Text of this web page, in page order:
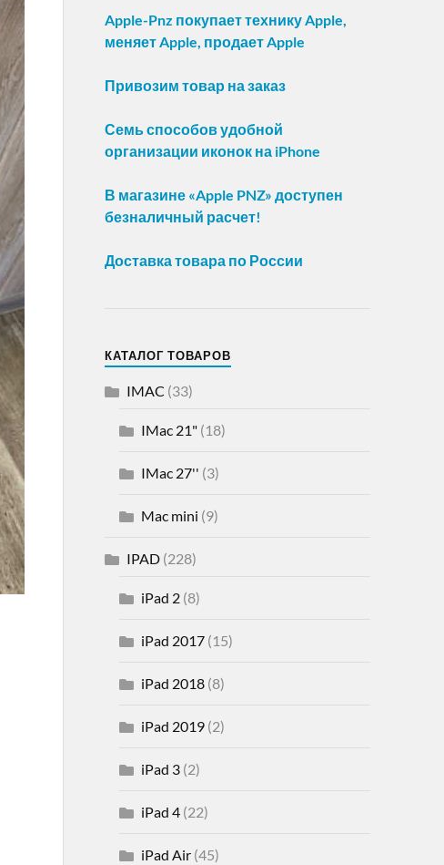
Apple-Pnz покупает технику Apple,
меняет Apple, продает Apple
Привозим товар на заказ
Семь способов удобной
организации иконок на iPhone
В магазине «Apple PNZ» доступен
безналичный расчет!
Доставка товара по России
КАТАЛОГ ТОВАРОВ
IMAC (33)
IMac 21"(18)
IMac 27'' (3)
Mac mini (9)
IPAD(228)
iPad 2(8)
iPad 2017(15)
iPad 2018(8)
iPad 2019(2)
iPad 3(2)
iPad 4(22)
iPad Air(45)